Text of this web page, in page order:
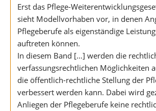
Erst das Pflege-
sieht Modellvorhaben vor, in denen
Pflegeberufe als eigenständige
auftreten können.
In diesem Band […] werden die
verfassungsrechtlichen Möglichkeiten
die öffentlich-rechtliche Stellung der
verbessert werden kann. Dabei wird
Anliegen der Pflegeberufe keine